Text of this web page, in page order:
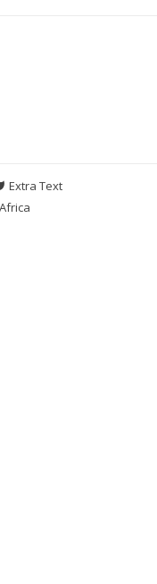
Extra Text